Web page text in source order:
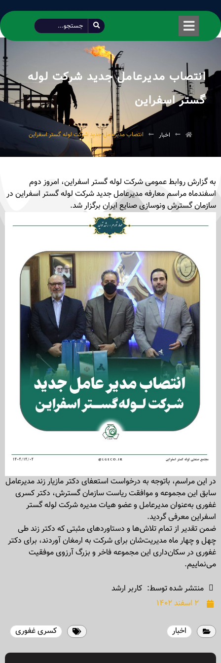
طراحی شده توسط محمود سیفی | 4215 887 0915
انتصاب مدیرعامل جدید شرکت لوله
گستر اسفراین
اخبار انتصاب مدیرعامل جدید شرکت لوله گستر اسفراین
به گزارش روابط عمومی شرکت لوله گستر اسفراین، امروز دوم
اسفندماه مراسم معارفه مدیرعامل جدید شرکت لوله گستر اسفراین در
سازمان گسترش و‌نوسازی صنایع ایران برگزار شد.
در این مراسم، باتوجه به درخواست استعفای دکتر مازیار زند مدیرعامل
سابق این مجموعه و موافقت ریاست سازمان گسترش، دکتر کسری
غفوری به‌عنوان مدیرعامل و عضو هیات مدیره شرکت لوله گستر
اسفراین معرفی گردید.
ضمن تقدیر از تمام تلاش‌ها و دستاوردهای مثبتی که دکتر زند طی
چهل و چهار ماه مدیریت‌شان برای شرکت به ارمغان آوردند، برای دکتر
غفوری در سکان‌داری این مجموعه فاخر و بزرگ آرزوی موفقیت
می‌نماییم.
منتشر شده توسط: کاربر ارشد
۲ اسفند ۱۴۰۲
اخبار کسری غفوری